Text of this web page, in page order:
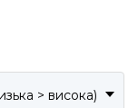
> висока)